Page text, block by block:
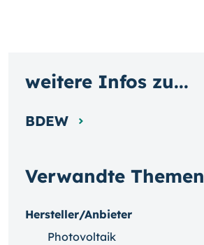
Verwandte Themen
Hersteller/Anbieter
Photovoltaik
weitere Infos zu...
BDEW